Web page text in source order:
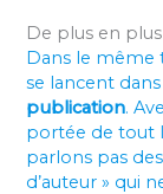
De plus en plus
Dans le même
se lancent dans
publication.
portée de tout
parlons pas
d’auteur » qui